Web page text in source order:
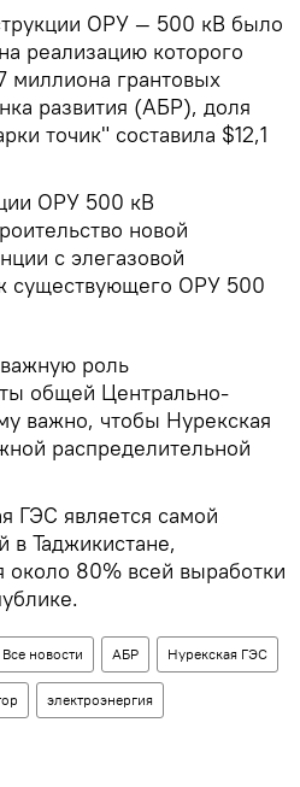
ОРУ — 500 кВ было
реализацию которого
миллиона грантовых
развития (АБР), доля
точик" составила $12,1
ОРУ 500 кВ
новой
с элегазовой
существующего ОРУ 500
роль
общей Центрально-
важно, чтобы Нурекская
распределительной
ГЭС является самой
в Таджикистане,
около 80% всей выработки
Все новости АБР Нурекская ГЭС
электроэнергия